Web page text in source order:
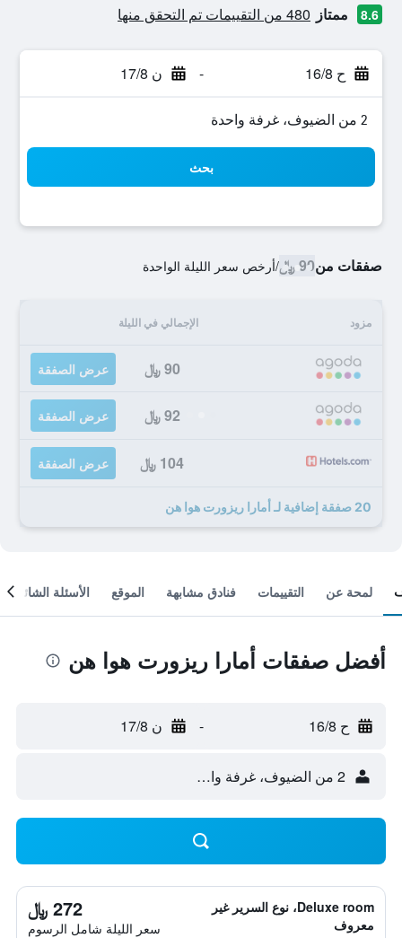
8.6 ممتاز 480 من التقييمات تم التحقق منها
ح 16/8 - ن 17/8
2 من الضيوف، غرفة واحدة
بحث
صفقات من90 ﷼ /أرخص سعر الليلة الواحدة
مزود الإجمالي في الليلة
90 ﷼ عرض الصفقة
92 ﷼ عرض الصفقة
104 ﷼ عرض الصفقة
20 صفقة إضافية لـ أمارا ريزورت هوا هن
لمحة عن التقييمات فنادق مشابهة الموقع الأسئلة الشائعة
أفضل صفقات أمارا ريزورت هوا هن
ح 16/8 - ن 17/8
2 من الضيوف، غرفة واحدة
Deluxe room، نوع السرير غير
معروف
272 ﷼
سعر الليلة شامل الرسوم